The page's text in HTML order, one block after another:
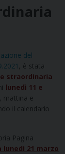
del
, è stata
straordinaria
lunedì 11 e
, mattina e
il calendario
Pagina
21 marzo